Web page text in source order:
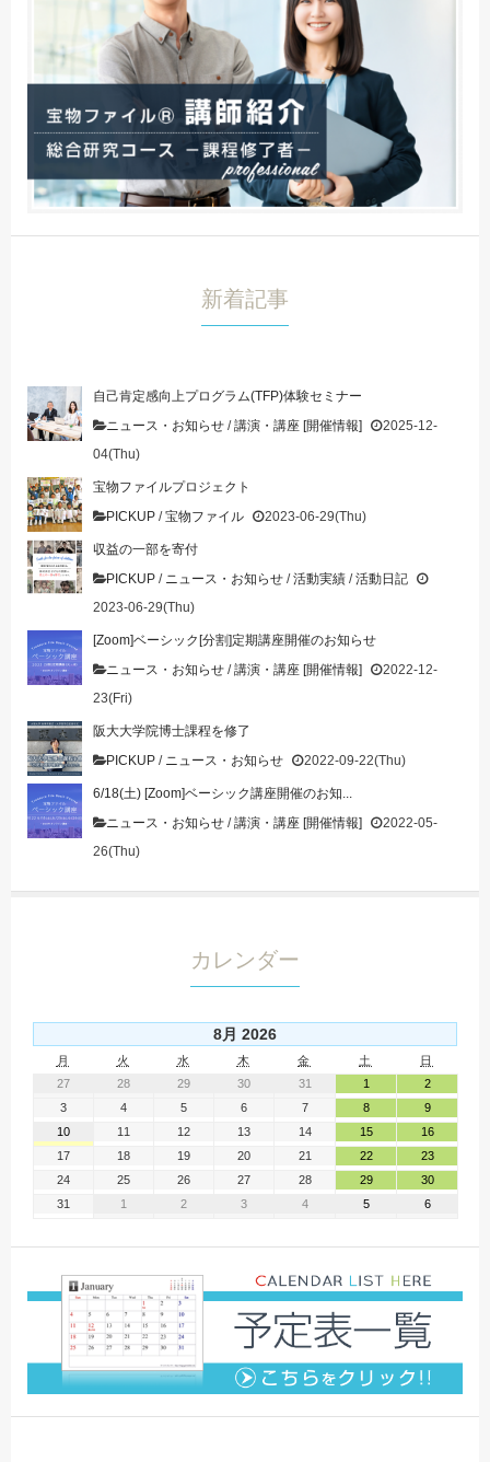
新着記事
自己肯定感向上プログラム(TFP)体験セミナー
ニュース・お知らせ /講演・講座 [開催情報]
2025-12-
04(Thu)
宝物ファイルプロジェクト
PICKUP /宝物ファイル 2023-06-29(Thu)
収益の一部を寄付
PICKUP / ニュース・お知らせ /活動実績 /活動日記
2023-06-29(Thu)
[Zoom]ベーシック[分割]定期講座開催のお知らせ
ニュース・お知らせ /講演・講座 [開催情報]
2022-12-
23(Fri)
阪大大学院博士課程を修了
PICKUP / ニュース・お知らせ 2022-09-22(Thu)
6/18(土) [Zoom]ベーシック講座開催のお知...
ニュース・お知らせ /講演・講座 [開催情報]
2022-05-
26(Thu)
カレンダー
8月 2026
月 火 水 木 金 土
日
27
28 29 30 31 1
2
3
4 5 6 7 8
9
10
11 12 13 14 15
16
17
18 19 20 21 22
23
24
25 26 27 28 29
30
31
1 2 3 4 5 6